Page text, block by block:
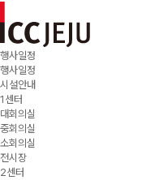
행사일정
행사일정
시설안내
1센터
대회의실
중회의실
소회의실
전시장
2센터